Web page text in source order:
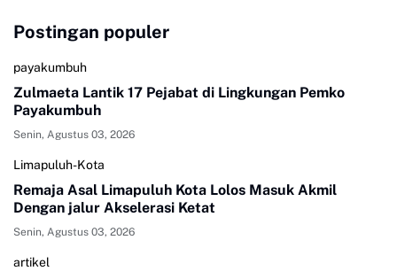
Postingan populer
payakumbuh
Zulmaeta Lantik 17 Pejabat di Lingkungan Pemko
Payakumbuh
Senin, Agustus 03, 2026
Limapuluh-Kota
Remaja Asal Limapuluh Kota Lolos Masuk Akmil
Dengan jalur Akselerasi Ketat
Senin, Agustus 03, 2026
artikel